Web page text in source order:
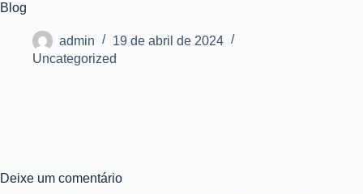
Blog
admin
19 de abril de 2024
Uncategorized
Deixe um comentário